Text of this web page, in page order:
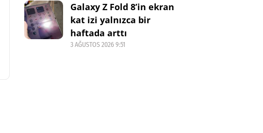
Galaxy Z Fold 8’in ekran
kat izi yalnızca bir
haftada arttı
3 AĞUSTOS 2026 9:51